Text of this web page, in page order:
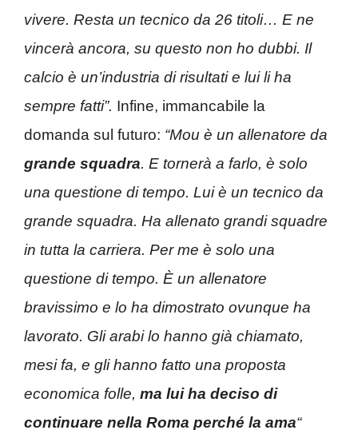
vivere. Resta un tecnico da 26 titoli… E ne
vincerà ancora, su questo non ho dubbi. Il
calcio è un’industria di risultati e lui li ha
sempre fatti”. Infine, immancabile la
domanda sul futuro: “Mou è un allenatore da
grande squadra. E tornerà a farlo, è solo
una questione di tempo. Lui è un tecnico da
grande squadra. Ha allenato grandi squadre
in tutta la carriera. Per me è solo una
questione di tempo. È un allenatore
bravissimo e lo ha dimostrato ovunque ha
lavorato. Gli arabi lo hanno già chiamato,
mesi fa, e gli hanno fatto una proposta
economica folle, ma lui ha deciso di
continuare nella Roma perché la ama“